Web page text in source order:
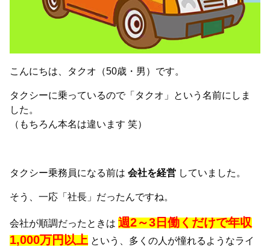
こんにちは、タクオ（50歳・男）です。
タクシーに乗っているので「タクオ」という名前にしま
した。
（もちろん本名は違います 笑）
タクシー乗務員になる前は会社を経営 していました。
そう、一応「社長」だったんですね。
会社が順調だったときは週2～3日働くだけで年収
1,000万円以上 という、多くの人が憧れるようなライ